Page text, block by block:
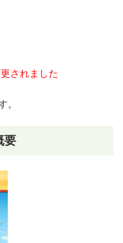
されました
。
要